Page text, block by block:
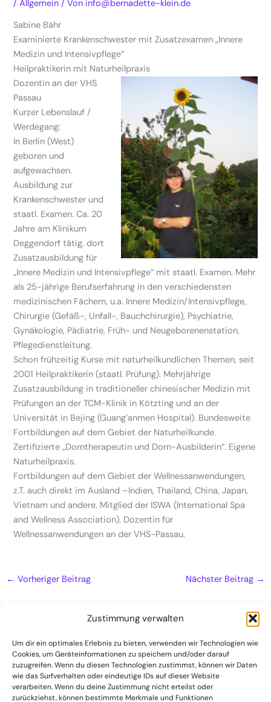
Zustimmung verwalten
Um dir ein optimales Erlebnis zu bieten, verwenden wir Technologien wie
Cookies, um Geräteinformationen zu speichern und/oder darauf
zuzugreifen. Wenn du diesen Technologien zustimmst, können wir Daten
wie das Surfverhalten oder eindeutige IDs auf dieser Website
verarbeiten. Wenn du deine Zustimmung nicht erteilst oder
zurückziehst, können bestimmte Merkmale und Funktionen
/Allgemein / Von info@bernadette-klein.de
Sabine Bähr
Examinierte Krankenschwester mit Zusatzexamen „Innere
Medizin und Intensivpflege“
Heilpraktikerin mit Naturheilpraxis
Dozentin an der VHS
Passau
Kurzer Lebenslauf /
Werdegang:
In Berlin (West)
geboren und
aufgewachsen.
Ausbildung zur
Krankenschwester und
staatl. Examen. Ca. 20
Jahre am Klinikum
Deggendorf tätig, dort
Zusatzausbildung für
„Innere Medizin und Intensivpflege“ mit staatl. Examen. Mehr
als 25-jährige Berufserfahrung in den verschiedensten
medizinischen Fächern, u.a. Innere Medizin/Intensivpflege,
Chirurgie (Gefäß-, Unfall-, Bauchchirurgie), Psychiatrie,
Gynäkologie, Pädiatrie, Früh- und Neugeborenenstation,
Pflegedienstleitung.
Schon frühzeitig Kurse mit naturheilkundlichen Themen, seit
2001 Heilpraktikerin (staatl. Prüfung). Mehrjährige
Zusatzausbildung in traditioneller chinesischer Medizin mit
Prüfungen an der TCM-Klinik in Kötzting und an der
Universität in Bejing (Guang’anmen Hospital). Bundesweite
Fortbildungen auf dem Gebiet der Naturheilkunde.
Zertifizierte „Dorntherapeutin und Dorn-Ausbilderin“. Eigene
Naturheilpraxis.
Fortbildungen auf dem Gebiet der Wellnessanwendungen,
z.T. auch direkt im Ausland –Indien, Thailand, China, Japan,
Vietnam und andere, Mitglied der ISWA (International Spa
and Wellness Association). Dozentin für
Wellnessanwendungen an der VHS-Passau.
← Vorheriger Beitrag Nächster Beitrag →
Naturheilpraxis
Kontakt
Datenschutzerklärung